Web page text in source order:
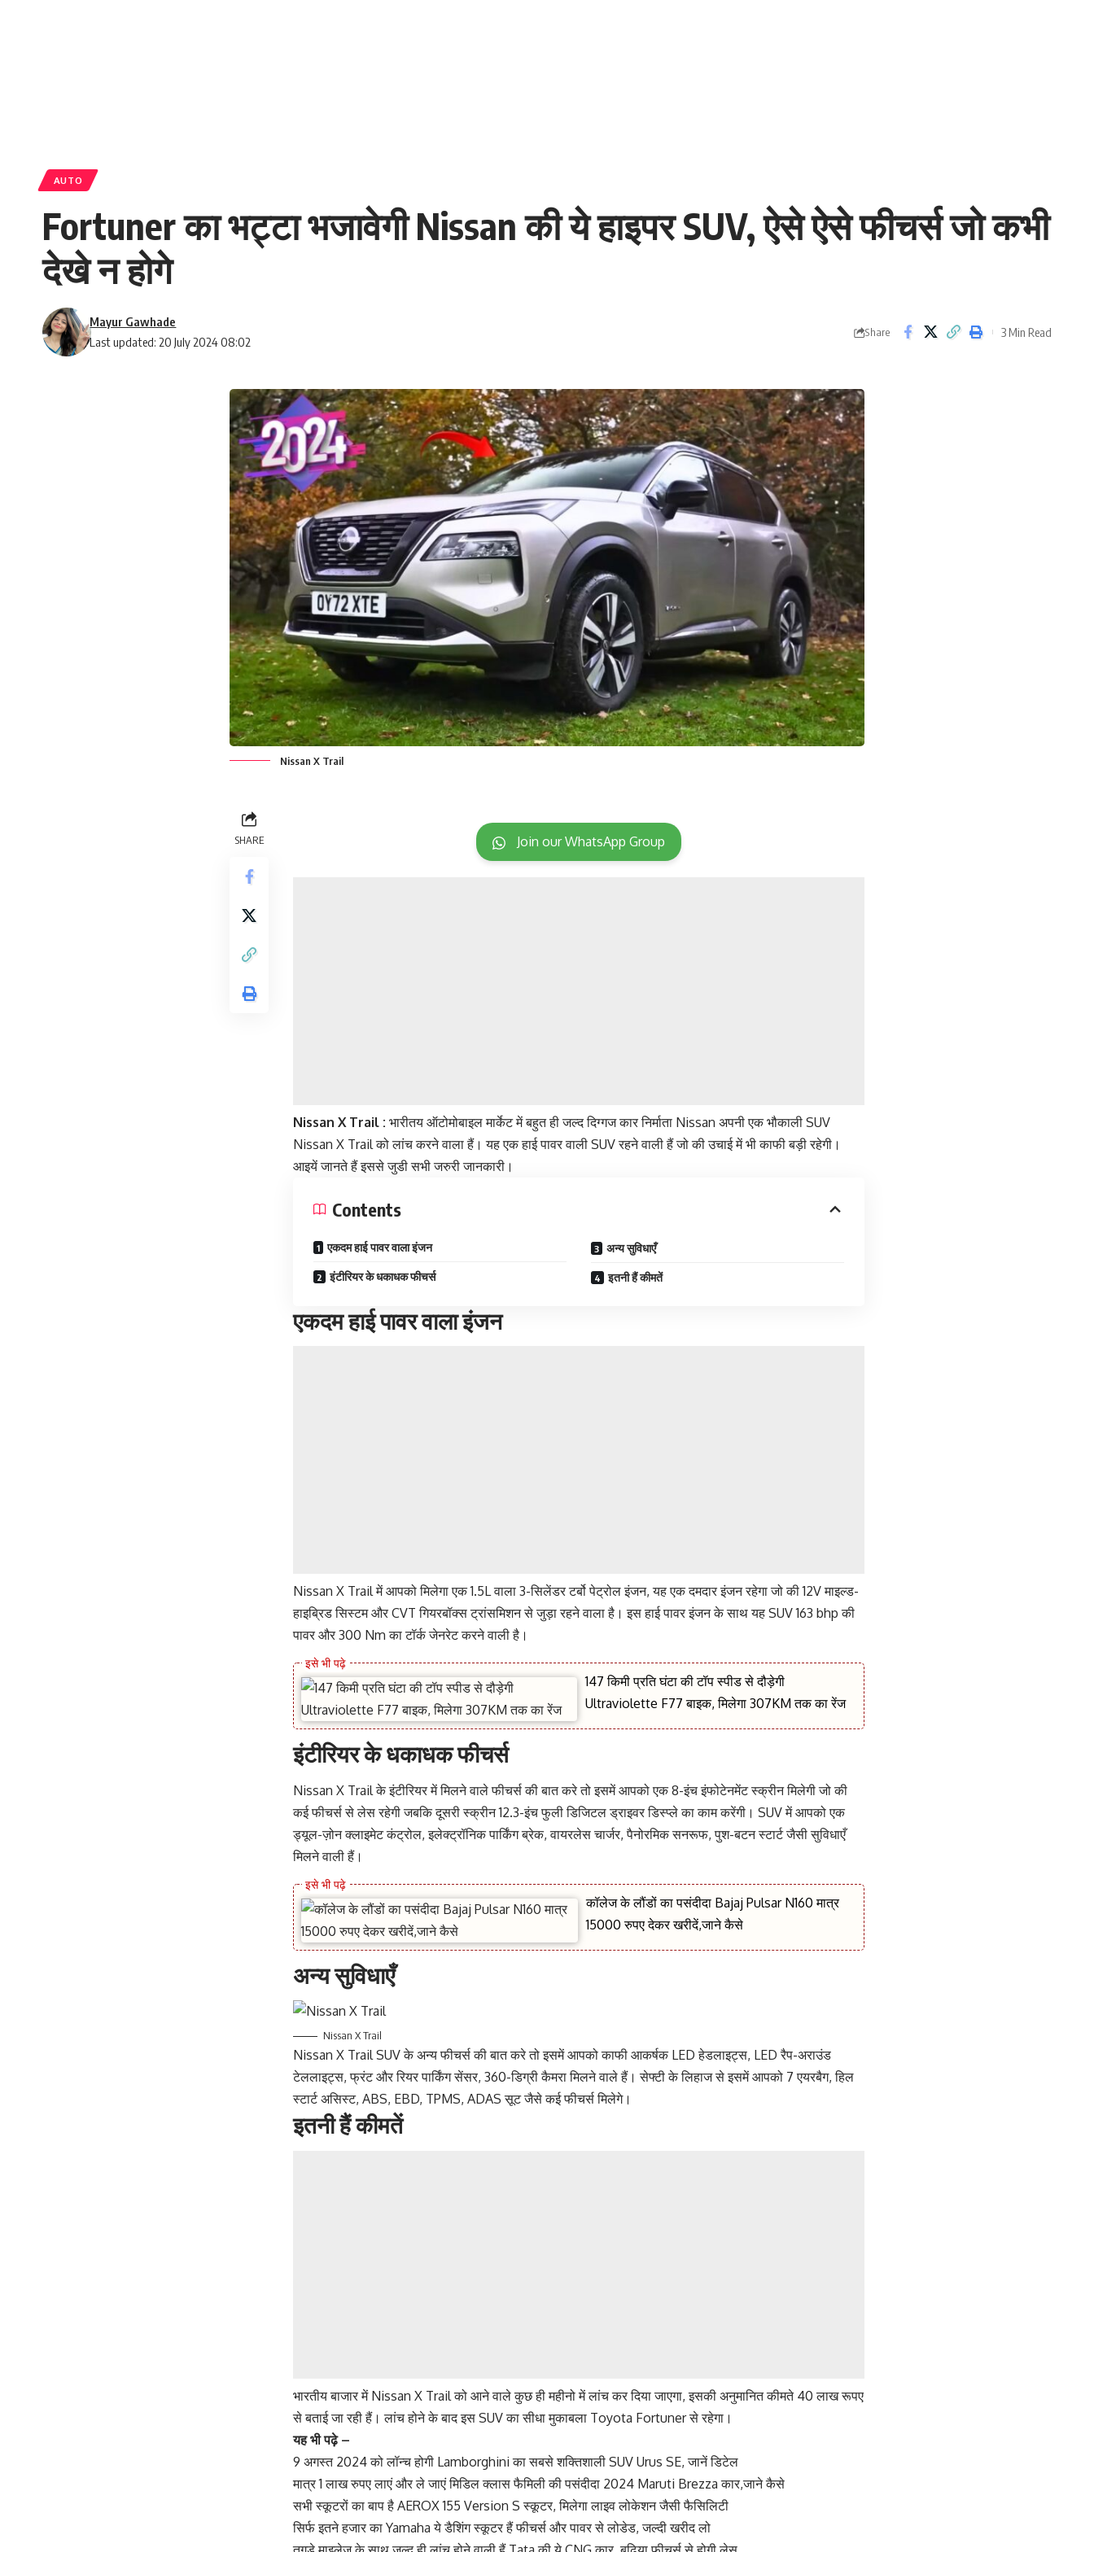
AUTO
Fortuner का भट्टा भजावेगी Nissan की ये हाइपर SUV, ऐसे ऐसे फीचर्स जो कभी
देखे न होगे
Last updated: 20 July 2024 08:02
Mayur Gawhade
Share 3 Min Read
Nissan X Trail
SHARE Join our WhatsApp Group
Nissan X Trail : भारीतय ऑटोमोबाइल मार्केट में बहुत ही जल्द दिग्गज कार निर्माता Nissan अपनी एक भौकाली SUV
Nissan X Trail को लांच करने वाला हैं। यह एक हाई पावर वाली SUV रहने वाली हैं जो की उचाई में भी काफी बड़ी रहेगी।
आइयें जानते हैं इससे जुडी सभी जरुरी जानकारी।
Contents
एकदम हाई पावर वाला इंजन
इंटीरियर के धकाधक फीचर्स
अन्य सुविधाएँ
इतनी हैं कीमतें
एकदम हाई पावर वाला इंजन
Nissan X Trail में आपको मिलेगा एक 1.5L वाला 3-सिलेंडर टर्बो पेट्रोल इंजन, यह एक दमदार इंजन रहेगा जो की 12V माइल्ड-
हाइब्रिड सिस्टम और CVT गियरबॉक्स ट्रांसमिशन से जुड़ा रहने वाला है। इस हाई पावर इंजन के साथ यह SUV 163 bhp की
पावर और 300 Nm का टॉर्क जेनरेट करने वाली है।
147 किमी प्रति घंटा की टॉप स्पीड से दौड़ेगी
Ultraviolette F77 बाइक, मिलेगा 307KM तक का रेंज
इंटीरियर के धकाधक फीचर्स
Nissan X Trail के इंटीरियर में मिलने वाले फीचर्स की बात करे तो इसमें आपको एक 8-इंच इंफोटेनमेंट स्क्रीन मिलेगी जो की
कई फीचर्स से लेस रहेगी जबकि दूसरी स्क्रीन 12.3-इंच फुली डिजिटल ड्राइवर डिस्प्ले का काम करेंगी। SUV में आपको एक
ड्यूल-ज़ोन क्लाइमेट कंट्रोल, इलेक्ट्रॉनिक पार्किंग ब्रेक, वायरलेस चार्जर, पैनोरमिक सनरूफ, पुश-बटन स्टार्ट जैसी सुविधाएँ
मिलने वाली हैं।
कॉलेज के लौंडों का पसंदीदा Bajaj Pulsar N160 मात्र
15000 रुपए देकर खरीदें,जाने कैसे
अन्य सुविधाएँ
Nissan X Trail
Nissan X Trail SUV के अन्य फीचर्स की बात करे तो इसमें आपको काफी आकर्षक LED हेडलाइट्स, LED रैप-अराउंड
टेललाइट्स, फ्रंट और रियर पार्किंग सेंसर, 360-डिग्री कैमरा मिलने वाले हैं। सेफ्टी के लिहाज से इसमें आपको 7 एयरबैग, हिल
स्टार्ट असिस्ट, ABS, EBD, TPMS, ADAS सूट जैसे कई फीचर्स मिलेगे।
इतनी हैं कीमतें
भारतीय बाजार में Nissan X Trail को आने वाले कुछ ही महीनो में लांच कर दिया जाएगा, इसकी अनुमानित कीमते 40 लाख रूपए
से बताई जा रही हैं। लांच होने के बाद इस SUV का सीधा मुकाबला Toyota Fortuner से रहेगा।
यह भी पढ़े –
9 अगस्त 2024 को लॉन्च होगी Lamborghini का सबसे शक्तिशाली SUV Urus SE, जानें डिटेल
मात्र 1 लाख रुपए लाएं और ले जाएं मिडिल क्लास फैमिली की पसंदीदा 2024 Maruti Brezza कार,जाने कैसे
सभी स्कूटरों का बाप है AEROX 155 Version S स्कूटर, मिलेगा लाइव लोकेशन जैसी फैसिलिटी
सिर्फ इतने हजार का Yamaha ये डैशिंग स्कूटर हैं फीचर्स और पावर से लोडेड, जल्दी खरीद लो